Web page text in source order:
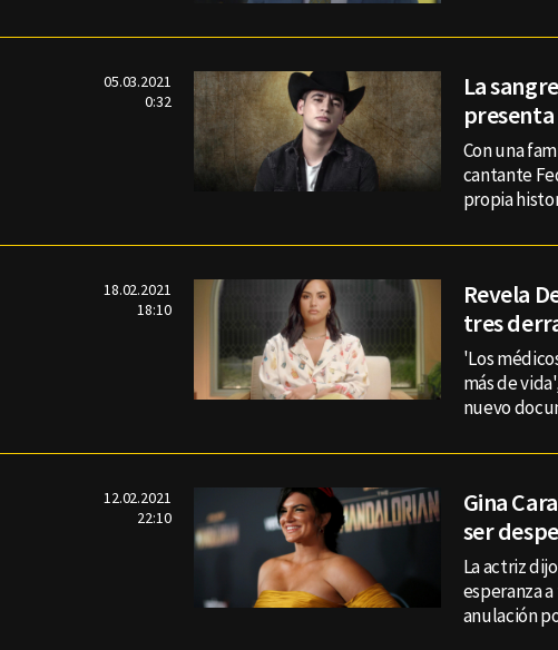
05.03.2021
0:32
La
Con una
cantante
propia
18.02.2021
18:10
Revela
tres
'Los
más de
nuevo
12.02.2021
22:10
Gina
ser
La actriz
esperanza
anulación